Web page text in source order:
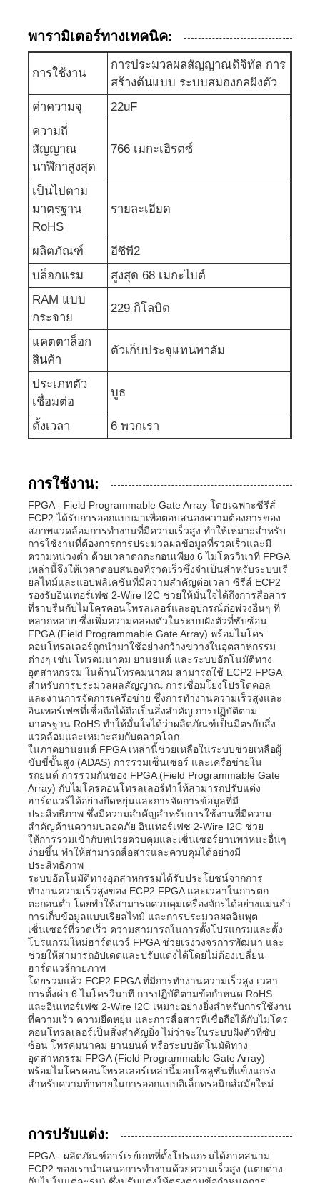
ชิป SRAM
แฟลช NOR
EPROM IC
UART IC
ADC DAC
เครื่องวงจรบูรณาการ RF
ชิ้นส่วนอิเล็กทรอนิกส์
การเขียนโปรแกรม PLC
โมดูล GPS
โมดูลความถี่วิทยุ
โมดูลพลังงาน
โซลิดสเตตรีเลย์
เสาอากาศสื่อสาร
ตัวเชื่อมต่อ
ชิปการจัดการพลังงาน
พารามิเตอร์ทางเทคนิค:
การใช้งาน
การประมวลผลสัญญาณดิจิทัล การ
สร้างต้นแบบ ระบบสมองกลฝังตัว
ค่าความจุ
22uF
ความถี่
สัญญาณ
นาฬิกาสูงสุด
766 เมกะเฮิรตซ์
เป็นไปตาม
มาตรฐาน
RoHS
รายละเอียด
ผลิตภัณฑ์
อีซีพี2
บล็อกแรม
สูงสุด 68 เมกะไบต์
RAM แบบ
กระจาย
229 กิโลบิต
แคตตาล็อก
สินค้า
ตัวเก็บประจุแทนทาลัม
ประเภทตัว
เชื่อมต่อ
บูธ
ตั้งเวลา 6 พวกเรา
การใช้งาน:
FPGA - Field Programmable Gate Array โดยเฉพาะซีรีส์
ECP2 ได้รับการออกแบบมาเพื่อตอบสนองความต้องการของ
สภาพแวดล้อมการทำงานที่มีความเร็วสูง ทำให้เหมาะสำหรับ
การใช้งานที่ต้องการการประมวลผลข้อมูลที่รวดเร็วและมี
ความหน่วงต่ำ ด้วยเวลาตกตะกอนเพียง 6 ไมโครวินาที FPGA
เหล่านี้จึงให้เวลาตอบสนองที่รวดเร็วซึ่งจำเป็นสำหรับระบบเรี
ยลไทม์และแอปพลิเคชันที่มีความสำคัญต่อเวลา ซีรีส์ ECP2
รองรับอินเทอร์เฟซ 2-Wire I2C ช่วยให้มั่นใจได้ถึงการสื่อสาร
ที่ราบรื่นกับไมโครคอนโทรลเลอร์และอุปกรณ์ต่อพ่วงอื่นๆ ที่
หลากหลาย ซึ่งเพิ่มความคล่องตัวในระบบฝังตัวที่ซับซ้อน
FPGA (Field Programmable Gate Array) พร้อมไมโคร
คอนโทรลเลอร์ถูกนำมาใช้อย่างกว้างขวางในอุตสาหกรรม
ต่างๆ เช่น โทรคมนาคม ยานยนต์ และระบบอัตโนมัติทาง
อุตสาหกรรม ในด้านโทรคมนาคม สามารถใช้ ECP2 FPGA
สำหรับการประมวลผลสัญญาณ การเชื่อมโยงโปรโตคอล
และงานการจัดการเครือข่าย ซึ่งการทำงานความเร็วสูงและ
อินเทอร์เฟซที่เชื่อถือได้ถือเป็นสิ่งสำคัญ การปฏิบัติตาม
มาตรฐาน RoHS ทำให้มั่นใจได้ว่าผลิตภัณฑ์เป็นมิตรกับสิ่ง
แวดล้อมและเหมาะสมกับตลาดโลก
ในภาคยานยนต์ FPGA เหล่านี้ช่วยเหลือในระบบช่วยเหลือผู้
ขับขี่ขั้นสูง (ADAS) การรวมเซ็นเซอร์ และเครือข่ายใน
รถยนต์ การรวมกันของ FPGA (Field Programmable Gate
Array) กับไมโครคอนโทรลเลอร์ทำให้สามารถปรับแต่ง
ฮาร์ดแวร์ได้อย่างยืดหยุ่นและการจัดการข้อมูลที่มี
ประสิทธิภาพ ซึ่งมีความสำคัญสำหรับการใช้งานที่มีความ
สำคัญด้านความปลอดภัย อินเทอร์เฟซ 2-Wire I2C ช่วย
ให้การรวมเข้ากับหน่วยควบคุมและเซ็นเซอร์ยานพาหนะอื่นๆ
ง่ายขึ้น ทำให้สามารถสื่อสารและควบคุมได้อย่างมี
ประสิทธิภาพ
ระบบอัตโนมัติทางอุตสาหกรรมได้รับประโยชน์จากการ
ทำงานความเร็วสูงของ ECP2 FPGA และเวลาในการตก
ตะกอนต่ำ โดยทำให้สามารถควบคุมเครื่องจักรได้อย่างแม่นยำ
การเก็บข้อมูลแบบเรียลไทม์ และการประมวลผลอินพุต
เซ็นเซอร์ที่รวดเร็ว ความสามารถในการตั้งโปรแกรมและตั้ง
โปรแกรมใหม่ฮาร์ดแวร์ FPGA ช่วยเร่งวงจรการพัฒนา และ
ช่วยให้สามารถอัปเดตและปรับแต่งได้โดยไม่ต้องเปลี่ยน
ฮาร์ดแวร์กายภาพ
โดยรวมแล้ว ECP2 FPGA ที่มีการทำงานความเร็วสูง เวลา
การตั้งค่า 6 ไมโครวินาที การปฏิบัติตามข้อกำหนด RoHS
และอินเทอร์เฟซ 2-Wire I2C เหมาะอย่างยิ่งสำหรับการใช้งาน
ที่ความเร็ว ความยืดหยุ่น และการสื่อสารที่เชื่อถือได้กับไมโคร
คอนโทรลเลอร์เป็นสิ่งสำคัญยิ่ง ไม่ว่าจะในระบบฝังตัวที่ซับ
ซ้อน โทรคมนาคม ยานยนต์ หรือระบบอัตโนมัติทาง
อุตสาหกรรม FPGA (Field Programmable Gate Array)
พร้อมไมโครคอนโทรลเลอร์เหล่านี้มอบโซลูชันที่แข็งแกร่ง
สำหรับความท้าทายในการออกแบบอิเล็กทรอนิกส์สมัยใหม่
การปรับแต่ง:
FPGA - ผลิตภัณฑ์อาร์เรย์เกทที่ตั้งโปรแกรมได้ภาคสนาม
ECP2 ของเรานำเสนอการทำงานด้วยความเร็วสูง (แตกต่าง